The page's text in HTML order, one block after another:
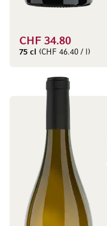
CHF 34.80
75 cl (CHF 46.40 / l)